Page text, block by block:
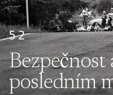
52
Bezpečnost
posledním